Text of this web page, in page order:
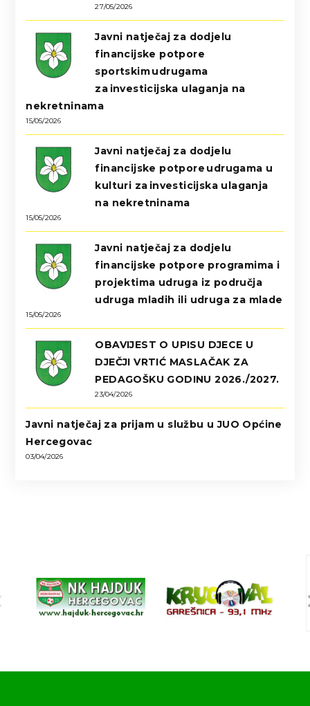
27/05/2026
Javni natječaj za dodjelu
financijske potpore
sportskim udrugama
za investicijska ulaganja na
nekretninama
15/05/2026
Javni natječaj za dodjelu
financijske potpore udrugama u
kulturi za investicijska ulaganja
na nekretninama
15/05/2026
Javni natječaj za dodjelu
financijske potpore programima i
projektima udruga iz područja
udruga mladih ili udruga za mlade
15/05/2026
OBAVIJEST O UPISU DJECE U
DJEČJI VRTIĆ MASLAČAK ZA
PEDAGOŠKU GODINU 2026./2027.
23/04/2026
Javni natječaj za prijam u službu u JUO Općine
Hercegovac
03/04/2026